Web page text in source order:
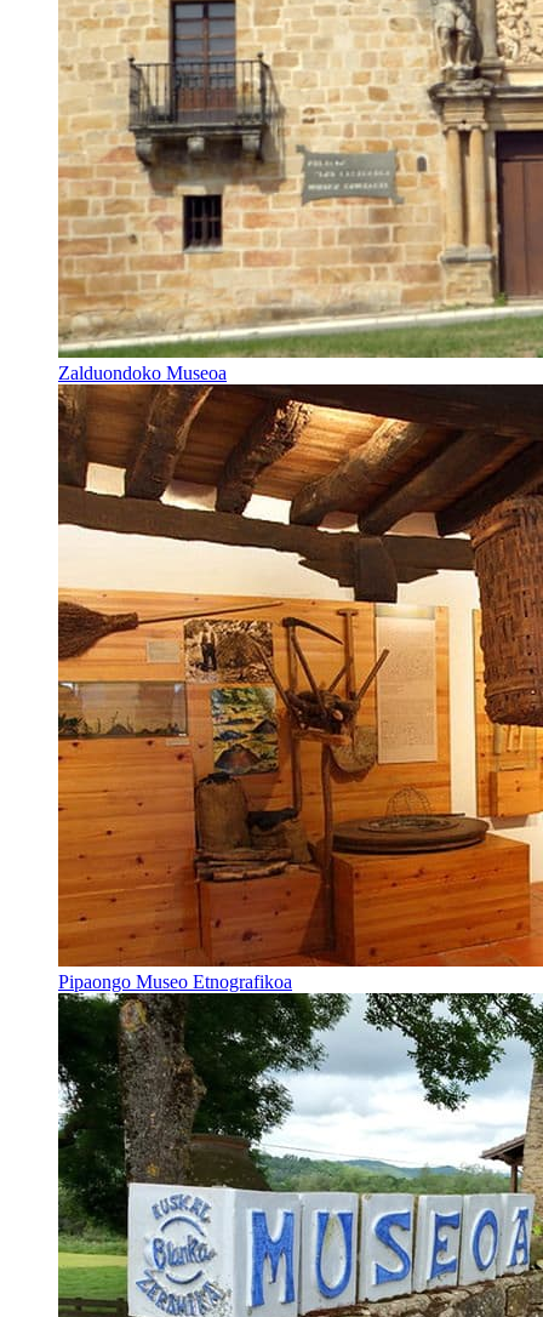
Zalduondoko Museoa
Pipaongo Museo Etnografikoa